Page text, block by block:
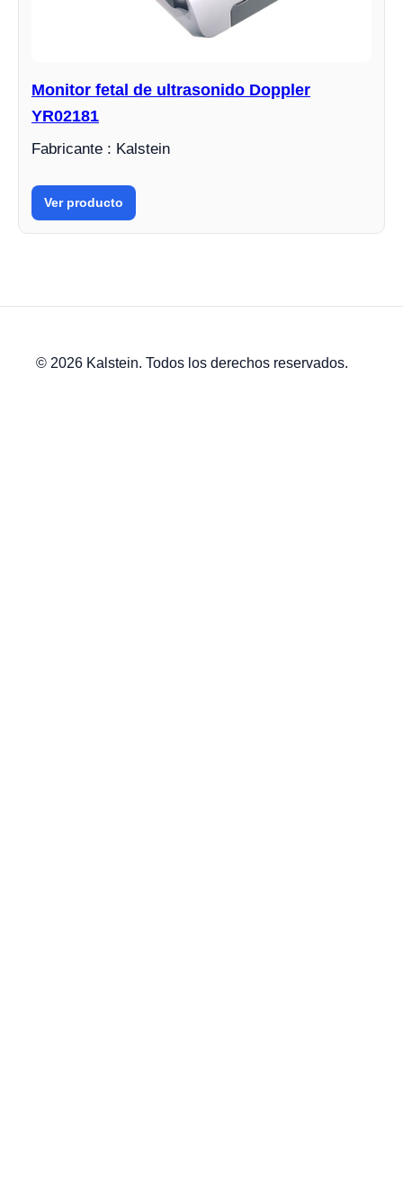
Monitor fetal de ultrasonido Doppler
YR02181
Fabricante : Kalstein
Ver producto
© 2026 Kalstein. Todos los derechos reservados.